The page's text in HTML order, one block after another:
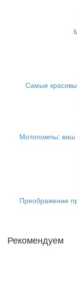
Самые
Мотопомпы: ваш
Преображение
Рекомендуем